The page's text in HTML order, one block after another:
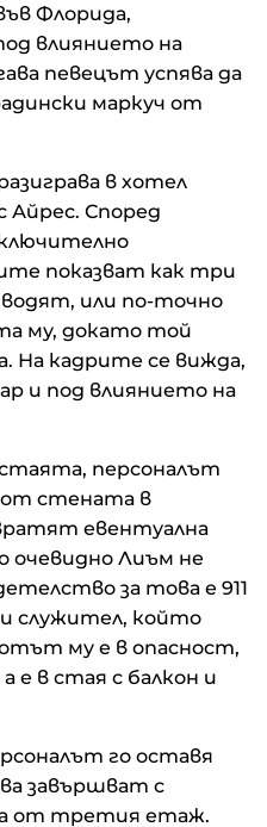
Флорида,
влиянието на
певецът успява да
маркуч от
в хотел
Айрес. Според
показват как три
или по-точно
му, докато той
На кадрите се вижда,
и под влиянието на
персоналът
от стената в
евентуална
очевидно Лиъм не
за това е 911
служител, който
му е в опасност,
е в стая с балкон и
го оставя
завършват с
от третия етаж.